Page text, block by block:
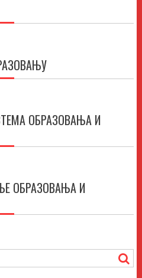
ОБРАЗОВАЊА И
ОБРАЗОВАЊА И